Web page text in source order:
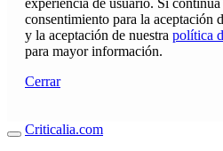
experiencia de usuario. Si
consentimiento para la aceptación
y la aceptación de nuestra política
para mayor información.
Cerrar
Criticalia.com